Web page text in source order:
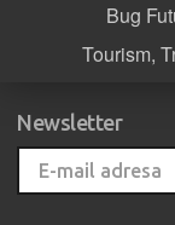
Bug
Tourism,
Newsletter